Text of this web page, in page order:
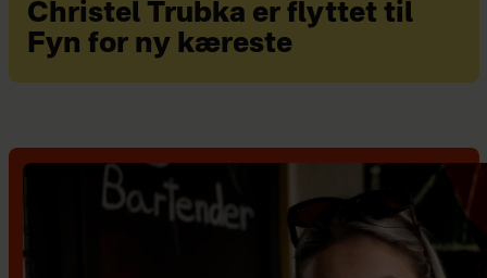
Christel Trubka er flyttet til
Fyn for ny kæreste